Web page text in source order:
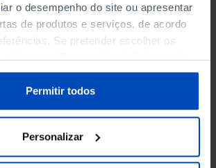
o desempenho do site ou apresentar
de produtos e serviços, de acordo
Se pretender escolher os
clique em "Personalizar". Saiba mais
da gestão de preferências ou da
Cookies.
Permitir todos
Personalizar
Como garantir
energia segura,
acessível e
02/06/2026